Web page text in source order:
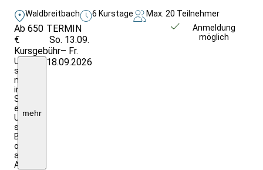
Waldbreitbach 6 Kurstage Max. 20 Teilnehmer
Ab 650
€
Kursgebühr
Unterkunftskosten
sind
nicht
im
Seminarpreis
enthalten,
Unterkunftskosten
siehe
Beschreibung
oder
auf
Anfrage
mehr
TERMIN
So. 13.09.
– Fr.
18.09.2026
Anmeldung
möglich